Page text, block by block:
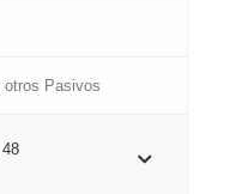
otros Pasivos